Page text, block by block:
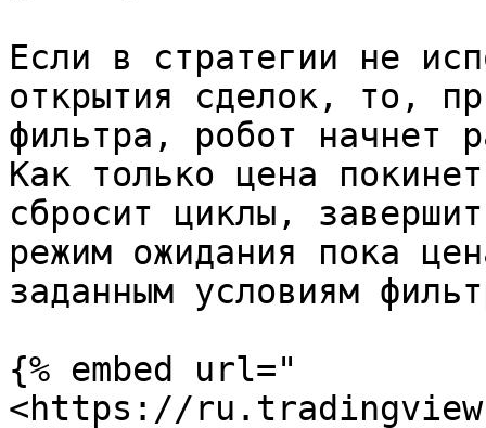
Если в стратегии не
открытия сделок, то,
фильтра, робот начнет
Как только цена
сбросит циклы,
режим ожидания пока
заданным условиям
{% embed url="
<https://